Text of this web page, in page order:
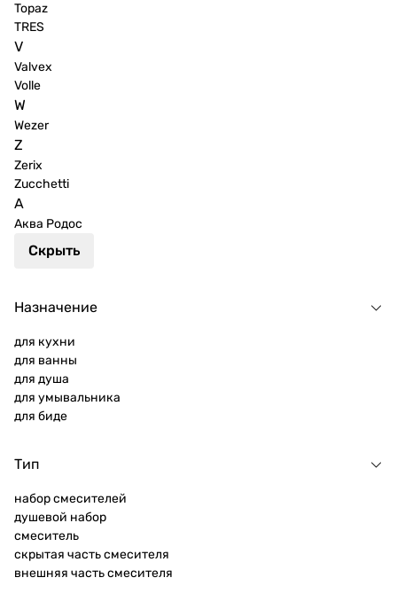
Topaz
TRES
V
Valvex
Volle
W
Wezer
Z
Zerix
Zucchetti
А
Аква Родос
Скрыть
Назначение
для кухни
для ванны
для душа
для умывальника
для биде
Тип
набор смесителей
душевой набор
смеситель
скрытая часть смесителя
внешняя часть смесителя